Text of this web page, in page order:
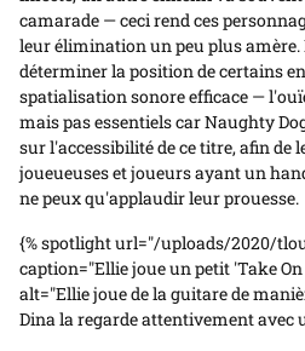
camarade — ceci rend ces
leur élimination un peu plus
déterminer la position de certains
spatialisation sonore efficace —
mais pas essentiels car Naughty
sur l'accessibilité de ce titre, afin de
joueueuses et joueurs ayant un
ne peux qu'applaudir leur prouesse.
{% spotlight url="/uploads/2020/
caption="Ellie joue un petit 'Take
alt="Ellie joue de la guitare de
Dina la regarde attentivement avec